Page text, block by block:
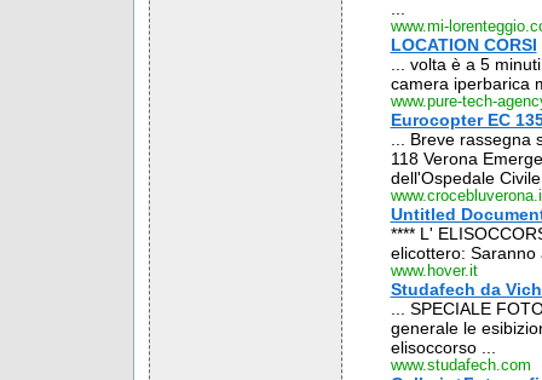
www.mi-
LOCATION CORSI
... volta è a 5
camera iperbarica
www.pure-tech-
Eurocopter EC
... Breve
118 Verona
dell'Ospedale
Untitled
**** L'
elicottero:
www.hover.it
Studafech da
... SPECIALE
generale le
elisoccorso ...
www.studafech.com